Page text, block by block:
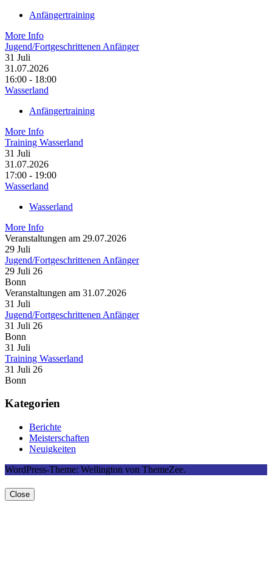
Anfängertraining
More Info
Jugend/Fortgeschrittenen Anfänger
31 Juli
31.07.2026
16:00 - 18:00
Wasserland
Anfängertraining
More Info
Training Wasserland
31 Juli
31.07.2026
17:00 - 19:00
Wasserland
Wasserland
More Info
Veranstaltungen am 29.07.2026
29 Juli
Jugend/Fortgeschrittenen Anfänger
29 Juli 26
Bonn
Veranstaltungen am 31.07.2026
31 Juli
Jugend/Fortgeschrittenen Anfänger
31 Juli 26
Bonn
31 Juli
Training Wasserland
31 Juli 26
Bonn
Kategorien
Berichte
Meisterschaften
Neuigkeiten
WordPress-Theme: Wellington von ThemeZee.
Close